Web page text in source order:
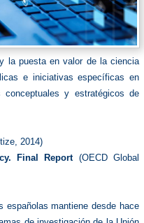
la puesta en valor de la ciencia
e iniciativas específicas en
y estratégicos de
2014)
Final Report (OECD Global
españolas mantiene desde hace